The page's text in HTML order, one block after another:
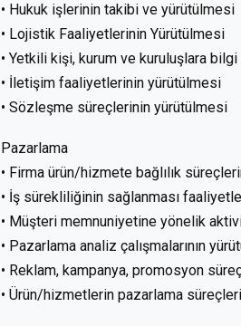
• Hukuk işlerinin takibi ve yürütülmesi
• Lojistik Faaliyetlerinin Yürütülmesi
• Yetkili kişi, kurum ve kuruluşlara
• İletişim faaliyetlerinin yürütülmesi
• Sözleşme süreçlerinin yürütülmesi
Pazarlama
• Firma ürün/hizmete bağlılık
• İş sürekliliğinin sağlanması
• Müşteri memnuniyetine yönelik
• Pazarlama analiz çalışmalarının
• Reklam, kampanya, promosyon
• Ürün/hizmetlerin pazarlama